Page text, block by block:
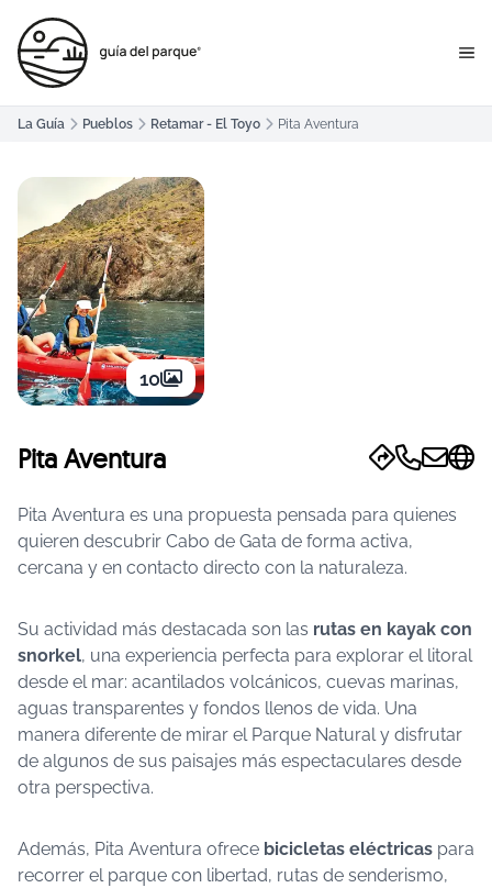
La Guía Pueblos Retamar - El Toyo Pita Aventura
10
Pita Aventura
Pita Aventura es una propuesta pensada para quienes
quieren descubrir Cabo de Gata de forma activa,
cercana y en contacto directo con la naturaleza.
Su actividad más destacada son las rutas en kayak con
snorkel, una experiencia perfecta para explorar el litoral
desde el mar: acantilados volcánicos, cuevas marinas,
aguas transparentes y fondos llenos de vida. Una
manera diferente de mirar el Parque Natural y disfrutar
de algunos de sus paisajes más espectaculares desde
otra perspectiva.
Además, Pita Aventura ofrece bicicletas eléctricas para
recorrer el parque con libertad, rutas de senderismo,